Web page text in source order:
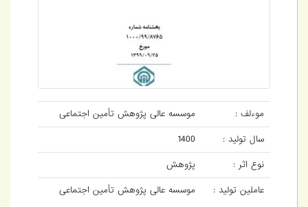
موءلف :
موسسه عالی پژوهش تأمین اجتماعی
سال تولید :
1400
نوع اثر :
پژوهش
عاملین تولید :
موسسه عالی پژوهش تأمین اجتماعی